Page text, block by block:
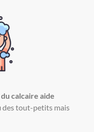
calcaire aide
des tout-petits mais